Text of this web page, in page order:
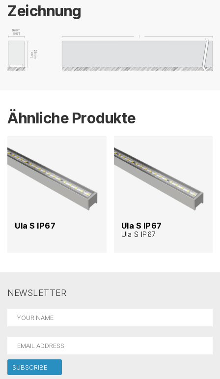
Zeichnung
Ähnliche Produkte
Ula S IP67 Ula S IP67
Ula S IP67
NEWSLETTER